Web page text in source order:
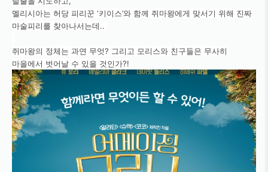
멜리시아는 허당 피리꾼 ‘키이스’와 함께 쥐마왕에게 맞서기 위해 진짜
마술피리를 찾아나서는데..
쥐마왕의 정체는 과연 무엇? 그리고 모리스와 친구들은 무사히
마을에서 벗어날 수 있을 것인가?!